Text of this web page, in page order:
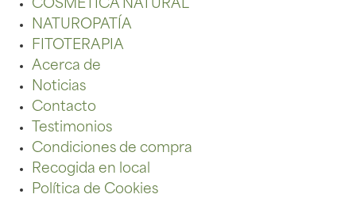
COSMÉTICA NATURAL
NATUROPATÍA
FITOTERAPIA
Acerca de
Noticias
Contacto
Testimonios
Condiciones de compra
Recogida en local
Política de Cookies